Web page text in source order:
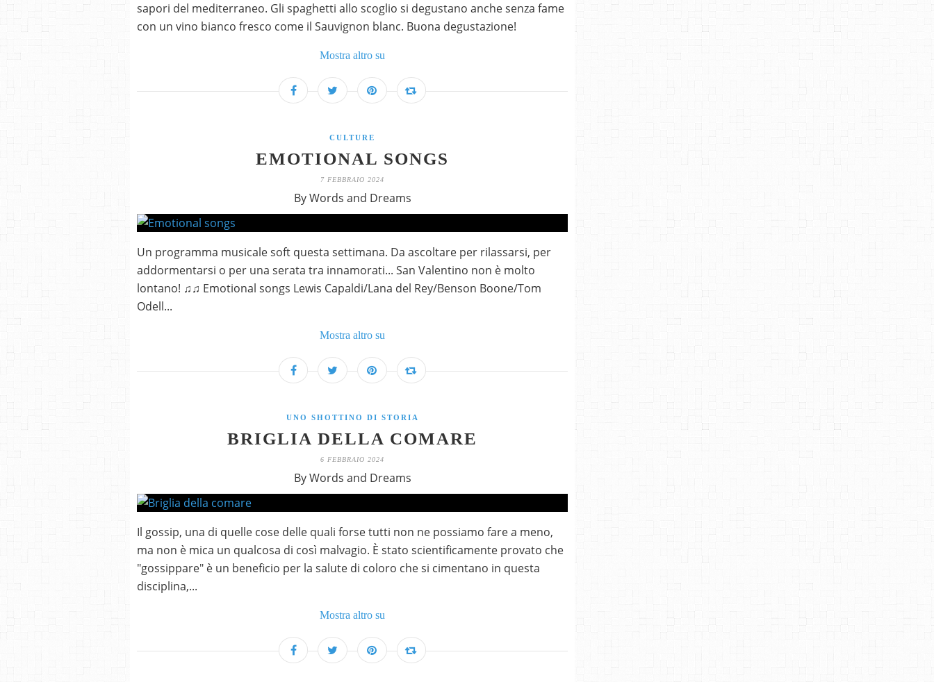
sapori del mediterraneo. Gli spaghetti allo scoglio si degustano anche senza fame
con un vino bianco fresco come il Sauvignon blanc. Buona degustazione!
Mostra altro su
CULTURE
EMOTIONAL SONGS
7 FEBBRAIO 2024
By Words and Dreams
Un programma musicale soft questa settimana. Da ascoltare per rilassarsi, per
addormentarsi o per una serata tra innamorati... San Valentino non è molto
lontano! ♫♫ Emotional songs Lewis Capaldi/Lana del Rey/Benson Boone/Tom
Odell...
Mostra altro su
UNO SHOTTINO DI STORIA
BRIGLIA DELLA COMARE
6 FEBBRAIO 2024
By Words and Dreams
Il gossip, una di quelle cose delle quali forse tutti non ne possiamo fare a meno,
ma non è mica un qualcosa di così malvagio. È stato scientificamente provato che
"gossippare" è un beneficio per la salute di coloro che si cimentano in questa
disciplina,...
Mostra altro su